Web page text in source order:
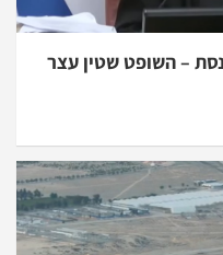
– השופט שטין עצר